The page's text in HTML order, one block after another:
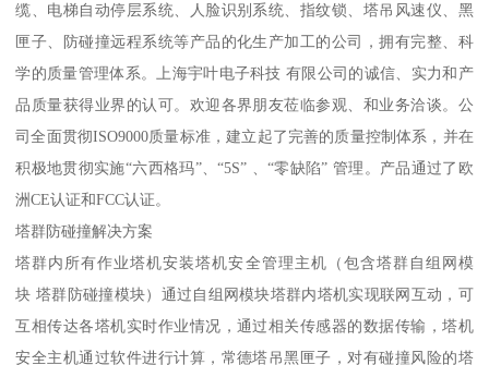
缆、电梯自动停层系统、人脸识别系统、指纹锁、塔吊风速仪、黑
匣子、防碰撞远程系统等产品的化生产加工的公司，拥有完整、科
学的质量管理体系。上海宇叶电子科技 有限公司的诚信、实力和产
品质量获得业界的认可。欢迎各界朋友莅临参观、和业务洽谈。公
司全面贯彻ISO9000质量标准，建立起了完善的质量控制体系，并在
积极地贯彻实施“六西格玛”、“5S” 、“零缺陷” 管理。产品通过了欧
洲CE认证和FCC认证。
塔群防碰撞解决方案
塔群内所有作业塔机安装塔机安全管理主机（包含塔群自组网模
块 塔群防碰撞模块）通过自组网模块塔群内塔机实现联网互动，可
互相传达各塔机实时作业情况，通过相关传感器的数据传输，塔机
安全主机通过软件进行计算，常德塔吊黑匣子，对有碰撞风险的塔